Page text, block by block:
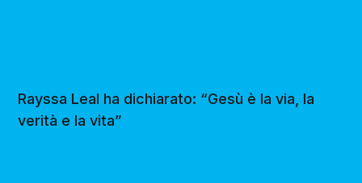
Rayssa Leal ha dichiarato: “Gesù è la via, la
verità e la vita”